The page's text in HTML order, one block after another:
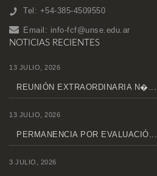
Tel: +54-385-4509550
Email: info-fcf@unse.edu.ar
NOTICIAS RECIENTES
13 JULIO, 2026
REUNIÓN EXTRAORDINARIA N�...
13 JULIO, 2026
PERMANENCIA POR EVALUACIÓ...
3 JULIO, 2026